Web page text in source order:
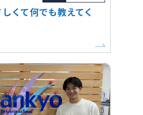
くて何でも教えてく